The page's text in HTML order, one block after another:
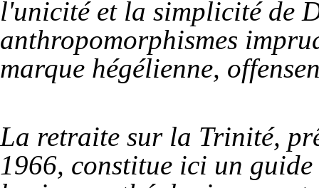
l'unicité et la simplicité de
anthropomorphismes
marque hégélienne,
La retraite sur la Trinité,
1966, constitue ici un